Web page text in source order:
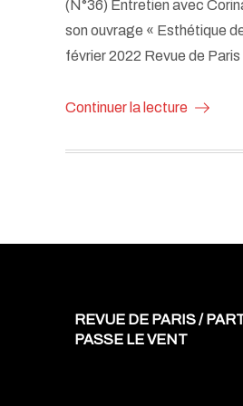
(N°36) Entretien avec
son ouvrage « Esthétique
février 2022 Revue de
Continuer la lecture
REVUE DE PARIS /
PASSE LE VENT